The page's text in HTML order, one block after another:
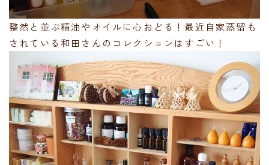
整然と並ぶ精油やオイルに心おどる！最近自家蒸留も
されている和田さんのコレクションはすごい！